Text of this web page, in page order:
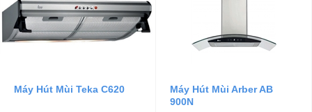
Máy Hút Mùi Teka C620
Máy Hút Mùi Arber AB
900N